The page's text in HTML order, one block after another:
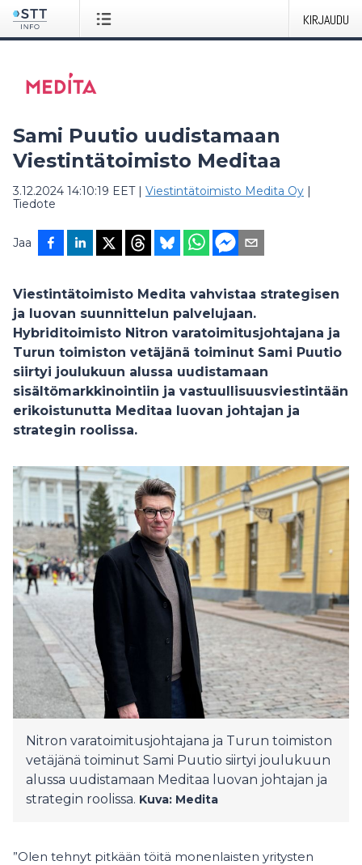
KIRJAUDU
Sami Puutio uudistamaan
Viestintätoimisto Meditaa
3.12.2024 14:10:19 EET| Viestintätoimisto Medita Oy |
Tiedote
Jaa
Viestintätoimisto Medita vahvistaa strategisen
ja luovan suunnittelun palvelujaan.
Hybriditoimisto Nitron varatoimitusjohtajana ja
Turun toimiston vetäjänä toiminut Sami Puutio
siirtyi joulukuun alussa uudistamaan
sisältömarkkinointiin ja vastuullisuusviestintään
erikoistunutta Meditaa luovan johtajan ja
strategin roolissa.
Nitron varatoimitusjohtajana ja Turun toimiston
vetäjänä toiminut Sami Puutio siirtyi joulukuun
alussa uudistamaan Meditaa luovan johtajan ja
strategin roolissa. Kuva: Medita
”Olen tehnyt pitkään töitä monenlaisten yritysten